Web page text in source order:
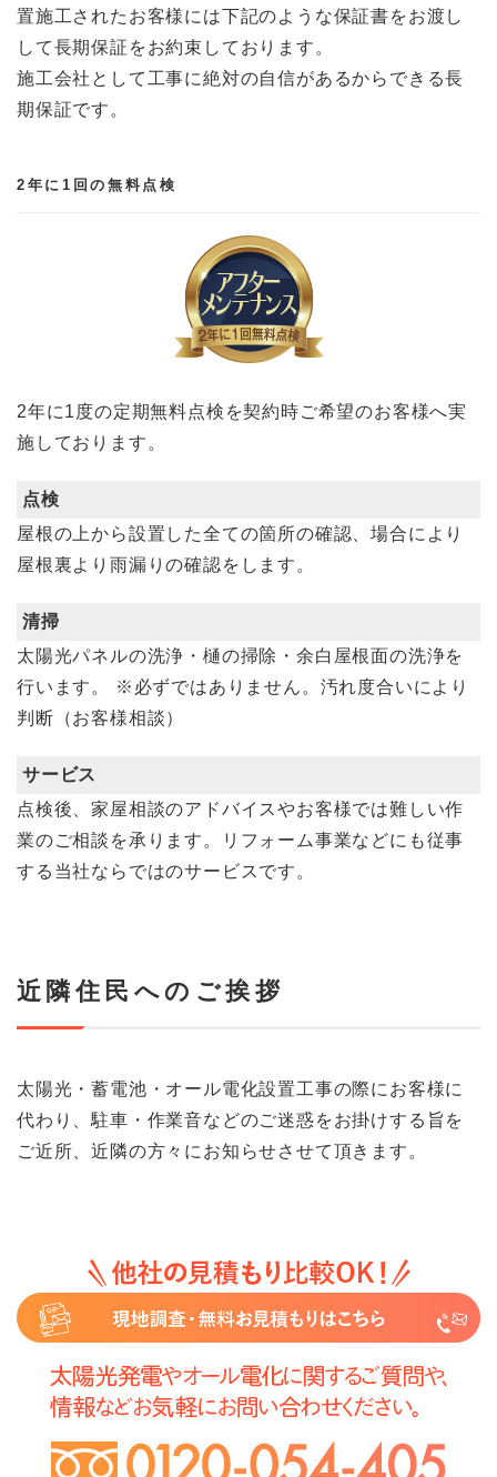
置施工されたお客様には下記のような保証書をお渡し
して長期保証をお約束しております。
施工会社として工事に絶対の自信があるからできる長
期保証です。
2年に1回の無料点検
2年に1度の定期無料点検を契約時ご希望のお客様へ実
施しております。
点検
屋根の上から設置した全ての箇所の確認、場合により
屋根裏より雨漏りの確認をします。
清掃
太陽光パネルの洗浄・樋の掃除・余白屋根面の洗浄を
行います。
※必ずではありません。汚れ度合いにより
判断（お客様相談）
サービス
点検後、家屋相談のアドバイスやお客様では難しい作
業のご相談を承ります。リフォーム事業などにも従事
する当社ならではのサービスです。
近隣住民へのご挨拶
太陽光・蓄電池・オール電化設置工事の際にお客様に
代わり、駐車・作業音などのご迷惑をお掛けする旨を
ご近所、近隣の方々にお知らせさせて頂きます。